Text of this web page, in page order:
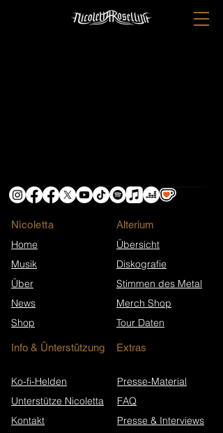
Nicoletta
Home
Musik
Über
News
Shop
​Alterium
Übersicht
Diskografie
Stimmen des Metal
Merch Shop
Tour Daten
Info & Ünterstützung Extras
Ko-fi-Helden
Unterstütze Nicoletta
Kontakt
Presse-Material
FAQ
Presse & Interviews